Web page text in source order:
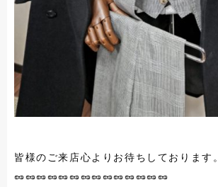
皆様のご来店心よりお待ちしております。
🥜🥜🥜🥜🥜🥜🥜🥜🥜🥜🥜🥜🥜🥜